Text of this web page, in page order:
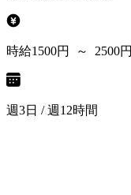
時給1500円 ～ 2500円
週3日 / 週12時間